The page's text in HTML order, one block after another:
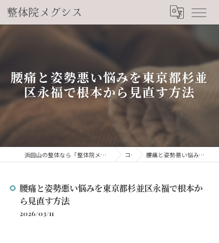
腰痛と姿勢悪い悩みを東京都杉並
区永福で根本から見直す方法
浜田山の整体なら「整体院メグシス」肩こり・腰痛・自律神経の悩みを睡眠から改善 コラム 腰痛と姿勢悪い悩みを東京都杉並区永福で根本から見直す方法
腰痛と姿勢悪い悩みを東京都杉並区永福で根本か
ら見直す方法
2026/03/11